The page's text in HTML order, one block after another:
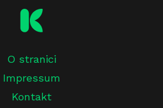
O stranici
Impressum
Kontakt